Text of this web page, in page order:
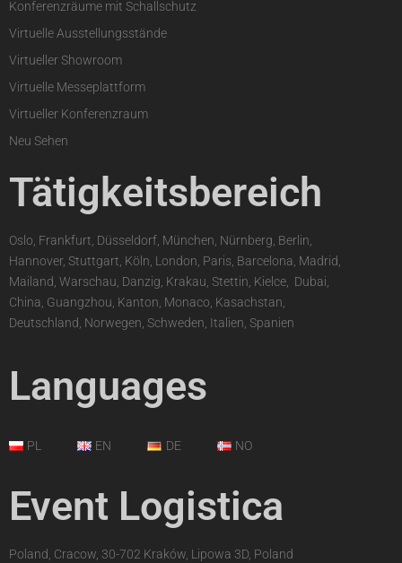
Konferenzräume mit Schallschutz
Virtuelle Ausstellungsstände
Virtueller Showroom
Virtuelle Messeplattform
Virtueller Konferenzraum
Neu Sehen
Tätigkeitsbereich
Oslo, Frankfurt, Düsseldorf, München, Nürnberg, Berlin,
Hannover, Stuttgart, Köln, London, Paris, Barcelona, Madrid,
Mailand, Warschau, Danzig, Krakau, Stettin, Kielce, Dubai,
China, Guangzhou, Kanton, Monaco, Kasachstan,
Deutschland, Norwegen, Schweden, Italien, Spanien
Languages
PL EN DE NO
Event Logistica
Poland, Cracow, 30-702 Kraków, Lipowa 3D, Poland